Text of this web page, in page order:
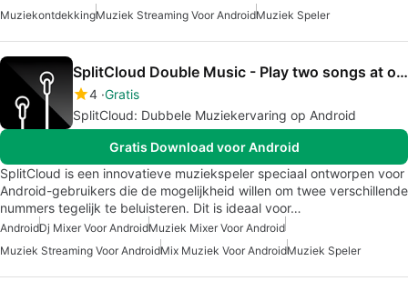
MuziekontdekkingMuziek Streaming Voor AndroidMuziek Speler
SplitCloud Double Music - Play two songs at once
4 Gratis
SplitCloud: Dubbele Muziekervaring op Android
Gratis Download voor Android
SplitCloud is een innovatieve muziekspeler speciaal ontworpen voor
Android-gebruikers die de mogelijkheid willen om twee verschillende
nummers tegelijk te beluisteren. Dit is ideaal voor…
AndroidDj Mixer Voor AndroidMuziek Mixer Voor Android
Muziek Streaming Voor AndroidMix Muziek Voor AndroidMuziek Speler